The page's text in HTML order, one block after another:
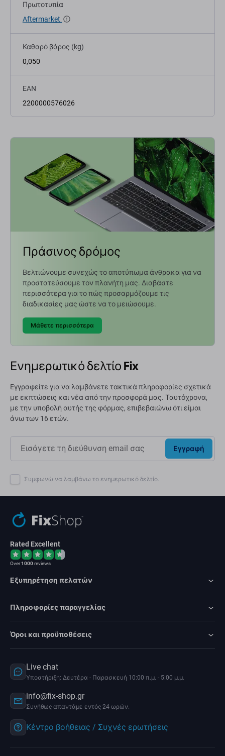
Πρωτοτυπία
Aftermarket
Καθαρό βάρος (kg)
0,050
EAN
2200000576026
Πράσινος δρόμος
Βελτιώνουμε συνεχώς το αποτύπωμα άνθρακα για να
προστατεύσουμε τον πλανήτη μας. Διαβάστε
περισσότερα για το πώς προσαρμόζουμε τις
διαδικασίες μας ώστε να το μειώσουμε.
Μάθετε περισσότερα
Ενημερωτικό δελτίο Fix
Εγγραφείτε για να λαμβάνετε τακτικά πληροφορίες σχετικά
με εκπτώσεις και νέα από την προσφορά μας. Ταυτόχρονα,
με την υποβολή αυτής της φόρμας, επιβεβαιώνω ότι είμαι
άνω των 16 ετών.
Εγγραφή
Συμφωνώ να λαμβάνω το ενημερωτικό δελτίο.
Rated Excellent
Over1000reviews
Εξυπηρέτηση πελατών
Πληροφορίες παραγγελίας
Όροι και προϋποθέσεις
Live chat
Υποστήριξη: Δευτέρα - Παρασκευή 10:00 π.μ. - 5:00 μ.μ.
info@fix-shop.gr
Συνήθως απαντάμε εντός 24 ωρών.
Κέντρο βοήθειας / Συχνές ερωτήσεις